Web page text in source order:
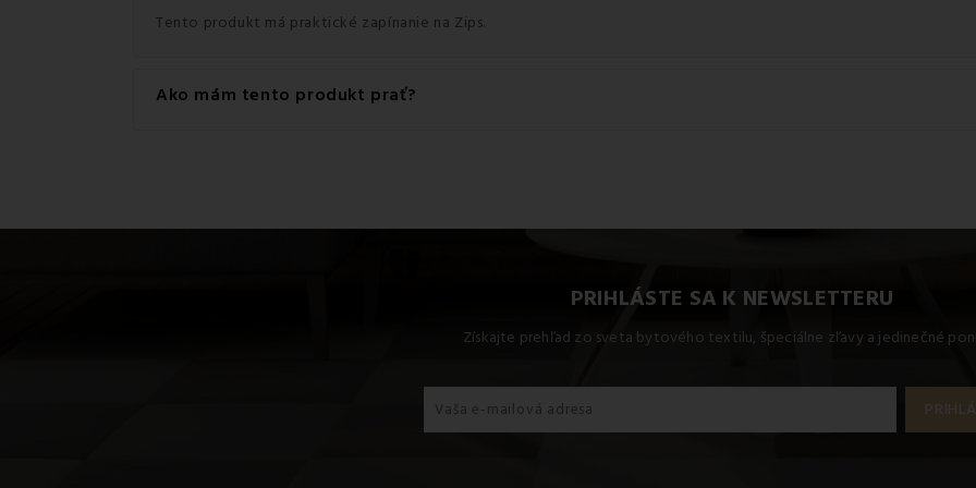
Tento produkt má praktické zapínanie na Zips.
Ako mám tento produkt prať?
PRIHLÁSTE SA K NEWSLETTERU
Získajte prehľad zo sveta bytového textilu, špeciálne zľavy a jedinečné